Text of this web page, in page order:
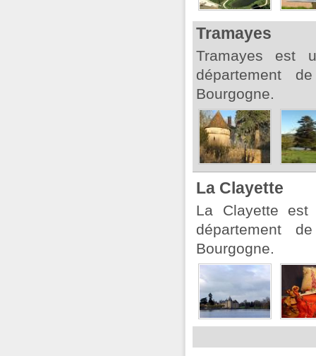
Tramayes
Tramayes est
département
Bourgogne.
La Clayette
La Clayette
département
Bourgogne.